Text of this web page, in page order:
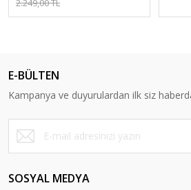
E-BÜLTEN
Kampanya ve duyurulardan ilk siz
SOSYAL MEDYA